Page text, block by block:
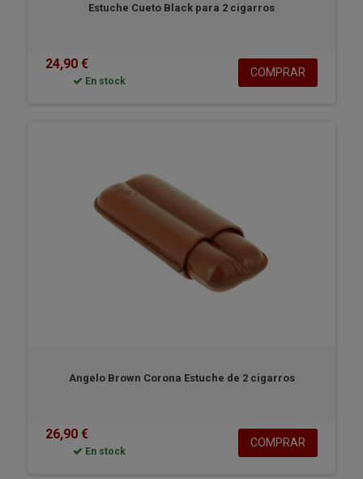
Estuche Cueto Black para 2 cigarros
24,90 €
En stock
COMPRAR
Angelo Brown Corona Estuche de 2 cigarros
26,90 €
En stock
COMPRAR